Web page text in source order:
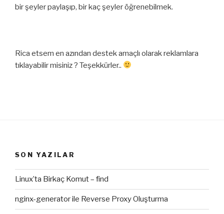
bir şeyler paylaşıp, bir kaç şeyler öğrenebilmek.
Rica etsem en azından destek amaçlı olarak reklamlara
tıklayabilir misiniz ? Teşekkürler..
SON YAZILAR
Linux’ta Birkaç Komut – find
nginx-generator ile Reverse Proxy Oluşturma